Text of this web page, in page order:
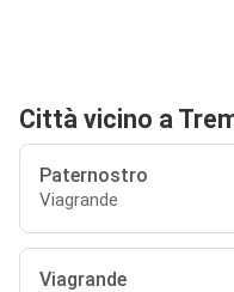
Città vicino a
Paternostro
Viagrande
Viagrande